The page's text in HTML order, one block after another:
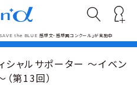
SAVE the BLUE 感想文・感想画コンクール」が実施中
ャルサポーター 〜イベン
第13回）